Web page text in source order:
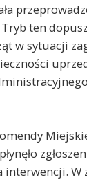
ten
w sytuacji
interwencji. W